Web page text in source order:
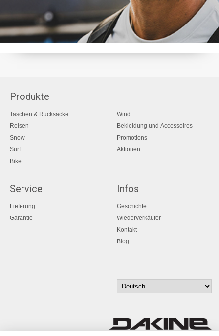
Produkte
Taschen & Rucksäcke
Reisen
Snow
Surf
Bike
Wind
Bekleidung und Accessoires
Promotions
Aktionen
Service
Lieferung
Garantie
Infos
Geschichte
Wiederverkäufer
Kontakt
Blog